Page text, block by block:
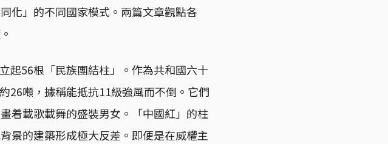
化」的不同國家模式。兩篇文章觀點各
起56根「民族團結柱」。作為共和國六十
26噸，據稱能抵抗11級強風而不倒。它們
着載歌載舞的盛裝男女。「中國紅」的柱
景的建築形成極大反差。即便是在威權主